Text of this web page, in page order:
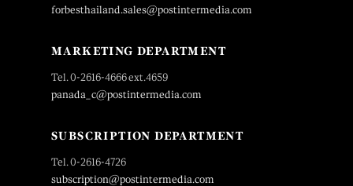
forbesthailand.sales@postintermedia.com
MARKETING DEPARTMENT
Tel. 0-2616-4666 ext.4659
panada_c@postintermedia.com
SUBSCRIPTION DEPARTMENT
Tel. 0-2616-4726
subscription@postintermedia.com